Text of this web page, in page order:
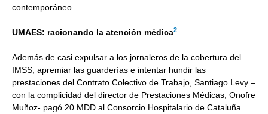
contemporáneo.
UMAES: racionando la atención médica2
Además de casi expulsar a los jornaleros de la cobertura del
IMSS, apremiar las guarderías e intentar hundir las
prestaciones del Contrato Colectivo de Trabajo, Santiago Levy –
con la complicidad del director de Prestaciones Médicas, Onofre
Muñoz- pagó 20 MDD al Consorcio Hospitalario de Cataluña